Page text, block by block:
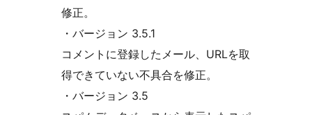
修正。
・バージョン 3.5.1
コメントに登録したメール、URLを取
得できていない不具合を修正。
・バージョン 3.5